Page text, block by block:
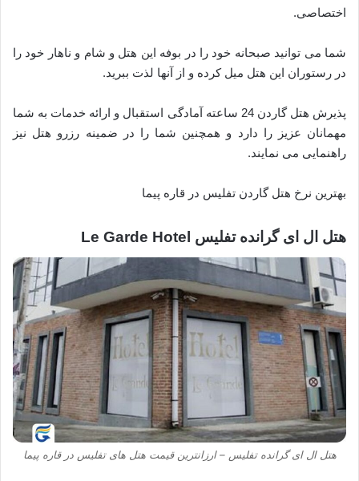
اختصاصی.
شما می توانید صبحانه خود را در بوفه این هتل و شام و ناهار خود را
در رستوران این هتل میل کرده و از آنها لذت ببرید.
پذیرش هتل گاردن 24 ساعته آمادگی استقبال و ارائه خدمات به شما
مهمانان عزیز را دارد و همچنین شما را در ضمینه رزرو هتل نیز
راهنمایی می نمایند.
بهترین نرخ هتل گاردن تفلیس در قاره پیما
هتل ال ای گرانده تفلیس Le Garde Hotel
هتل ال ای گرانده تفلیس – ارزانترین قیمت هتل های تفلیس در قاره پیما